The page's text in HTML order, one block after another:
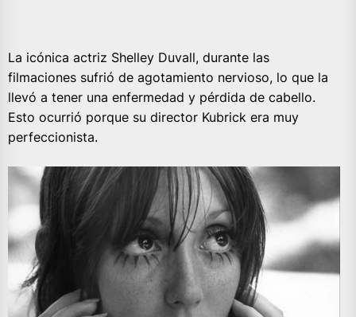
La icónica actriz Shelley Duvall, durante las
filmaciones sufrió de agotamiento nervioso, lo que la
llevó a tener una enfermedad y pérdida de cabello.
Esto ocurrió porque su director Kubrick era muy
perfeccionista.